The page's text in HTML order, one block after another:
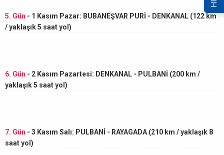
5. Gün - 1 Kasım Pazar: BUBANEŞVAR PURİ - DENKANAL (122 km
/ yaklaşık 5 saat yol)
6. Gün - 2 Kasım Pazartesi: DENKANAL - PULBANİ (200 km /
yaklaşık 5 saat yol)
7. Gün - 3 Kasım Salı: PULBANİ - RAYAGADA (210 km / yaklaşık 8
saat yol)